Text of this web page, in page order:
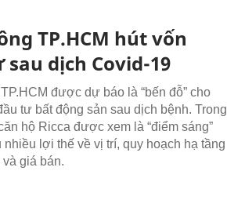
TP.HCM hút vốn
dịch Covid-19
được dự báo là “bến đỗ” cho
tư bất động sản sau dịch bệnh. Trong
hộ Ricca được xem là “điểm sáng”
nhiều lợi thế về vị trí, quy hoạch hạ tầng
giá bán.